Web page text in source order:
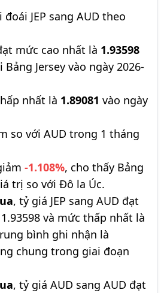
JEP sang AUD theo
mức cao nhất là 1.93598
Jersey vào ngày 2026-
nhất là 1.89081 vào ngày
so với AUD trong 1 tháng
-1.108%, cho thấy Bảng
trị so với Đô la Úc.
, tỷ giá JEP sang AUD đạt
và mức thấp nhất là
bình ghi nhận là
chung trong giai đoạn
, tỷ giá AUD sang AUD đạt